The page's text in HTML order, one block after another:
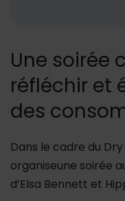
Une soirée
réfléchir et
des
Dans le cadre du
organiseune soirée
d’Elsa Bennett et